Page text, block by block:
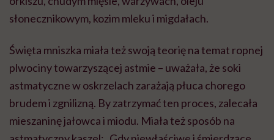
słonecznikowym, kozim mleku i migdałach.
Święta mniszka miała też swoją teorię na temat ropnej
plwociny towarzyszącej astmie – uważała, że soki
astmatyczne w oskrzelach zarażają płuca chorego
brudem i zgnilizną. By zatrzymać ten proces, zalecała
mieszaninę jałowca i miodu. Miała też sposób na